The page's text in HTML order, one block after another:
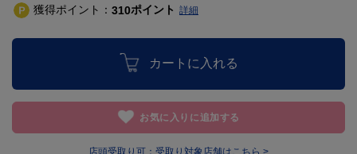
獲得ポイント： 310ポイント 詳細
カートに入れる
お気に入りに追加する